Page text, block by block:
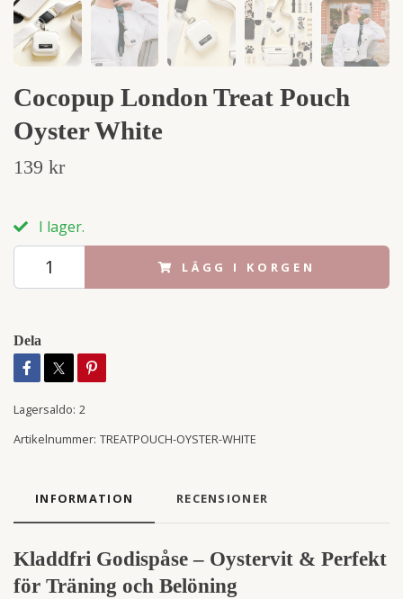
Cocopup London Treat Pouch
Oyster White
139 kr
I lager.
LÄGG I KORGEN
Dela
Lagersaldo: 2
Artikelnummer: TREATPOUCH-OYSTER-WHITE
INFORMATION RECENSIONER
Kladdfri Godispåse – Oystervit & Perfekt
för Träning och Belöning